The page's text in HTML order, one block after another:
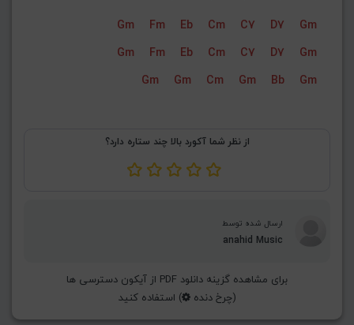
Gm
Fm Eb Cm C7 D7
Gm
Gm
Fm Eb Cm C7 D7
Gm
Gm
Gm Cm Gm Bb Gm
از نظر شما آکورد بالا چند ستاره دارد؟
ارسال شده توسط
anahid Music
برای مشاهده گزینه دانلود PDF از آیکون دسترسی ها
(چرخ دنده ) استفاده کنید